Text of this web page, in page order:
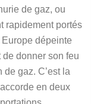
de gaz, ou
rapidement portés
dépeinte
donner son feu
de gaz. C’est la
en deux